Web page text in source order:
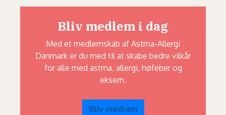
Bliv medlem i dag
Med et medlemskab af Astma-Allergi
Danmark er du med til at skabe bedre vilkår
for alle med astma, allergi, høfeber og
eksem.
Bliv medlem